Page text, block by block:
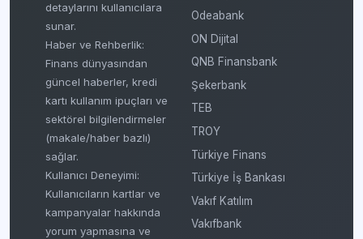
detaylarını kullanıcılara
sunar.
Haber ve Rehberlik:
Finans dünyasından
güncel haberler, kredi
kartı kullanım ipuçları ve
sektörel bilgilendirmeler
(makale/haber bazlı)
sağlar.
Kullanıcı Deneyimi:
Kullanıcıların kartlar ve
kampanyalar hakkında
yorum yapmasına ve
Odeabank
ON Dijital
QNB Finansbank
Şekerbank
TEB
TROY
Türkiye Finans
Türkiye İş Bankası
Vakıf Katılım
Vakıfbank